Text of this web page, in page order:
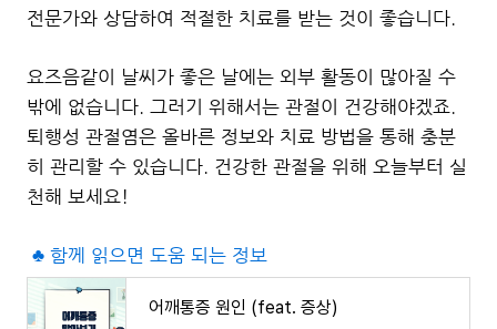
전문가와 상담하여 적절한 치료를 받는 것이 좋습니다.
요즈음같이 날씨가 좋은 날에는 외부 활동이 많아질 수
밖에 없습니다. 그러기 위해서는 관절이 건강해야겠죠.
퇴행성 관절염은 올바른 정보와 치료 방법을 통해 충분
히 관리할 수 있습니다. 건강한 관절을 위해 오늘부터 실
천해 보세요!
♣ 함께 읽으면 도움 되는 정보
어깨통증 원인 (feat. 증상)